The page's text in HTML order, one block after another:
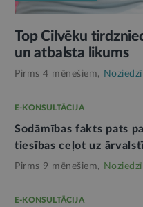
Top Cilvēku
un atbalsta likums
Pirms 4 mēnešiem,
E-KONSULTĀCIJA
Sodāmības fakts pats
tiesības ceļot uz
Pirms 9 mēnešiem,
E-KONSULTĀCIJA